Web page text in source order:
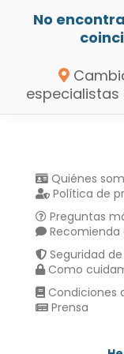
No
Quiénes
Política de
Preguntas
Recomienda
Seguridad
Como
Condiciones
Prensa